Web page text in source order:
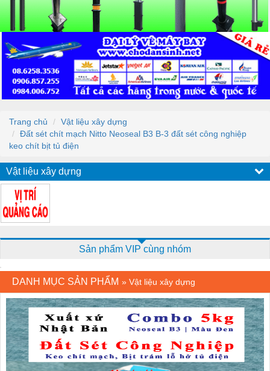
Trang chủ
Vật liệu xây dựng
Đất sét chít mạch Nitto Neoseal B3 B-3 đất sét công nghiệp
keo chít bịt tủ điện
Vật liệu xây dựng
Sản phẩm VIP cùng nhóm
DANH MỤC SẢN PHẨM » Vật liệu xây dựng